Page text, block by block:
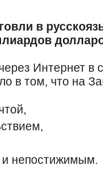
в
Интернет в
в том, что на
непостижимым.